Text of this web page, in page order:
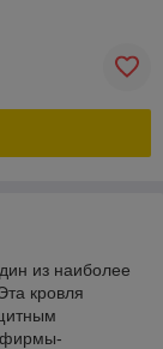
из наиболее
кровля
фирмы-